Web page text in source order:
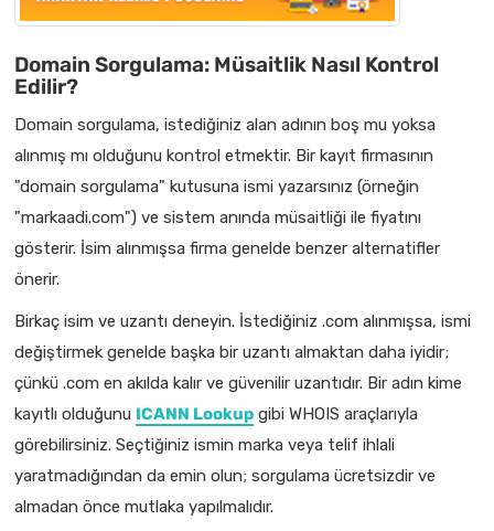
Domain Sorgulama: Müsaitlik Nasıl Kontrol
Edilir?
Domain sorgulama, istediğiniz alan adının boş mu yoksa
alınmış mı olduğunu kontrol etmektir. Bir kayıt firmasının
"domain sorgulama" kutusuna ismi yazarsınız (örneğin
"markaadi.com") ve sistem anında müsaitliği ile fiyatını
gösterir. İsim alınmışsa firma genelde benzer alternatifler
önerir.
Birkaç isim ve uzantı deneyin. İstediğiniz .com alınmışsa, ismi
değiştirmek genelde başka bir uzantı almaktan daha iyidir;
çünkü .com en akılda kalır ve güvenilir uzantıdır. Bir adın kime
kayıtlı olduğunu ICANN Lookup gibi WHOIS araçlarıyla
görebilirsiniz. Seçtiğiniz ismin marka veya telif ihlali
yaratmadığından da emin olun; sorgulama ücretsizdir ve
almadan önce mutlaka yapılmalıdır.